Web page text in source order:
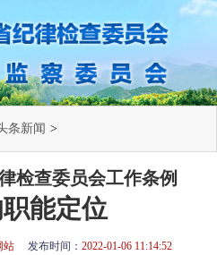
条新闻 >
检查委员会工作条例
能定位
站 发布时间： 2022-01-06 11:14:52